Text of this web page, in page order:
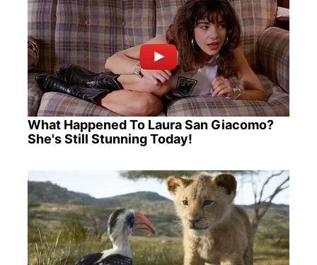
What Happened To Laura San Giacomo?
She's Still Stunning Today!